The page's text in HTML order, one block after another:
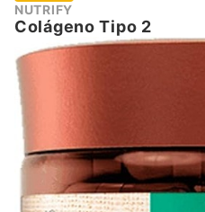
NUTRIFY
Colágeno Tipo 2